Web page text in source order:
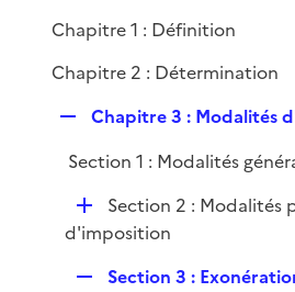
r
l
i
e
p
l
e
Chapitre 1 : Définition
Chapitre 2 : Détermination
p
l
i
e
r
Chapitre 3 : Modalités
Section 1 : Modalités
D
é
Section 2 : Modalités
d'imposition
Section 3 :